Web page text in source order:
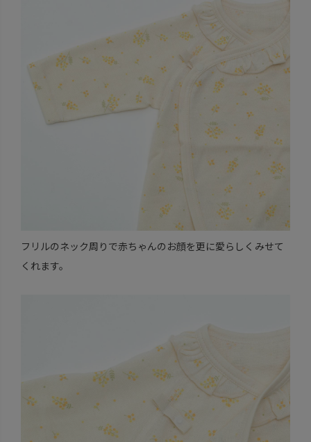
フリルのネック周りで赤ちゃんのお顔を更に愛らしくみせて
くれます。